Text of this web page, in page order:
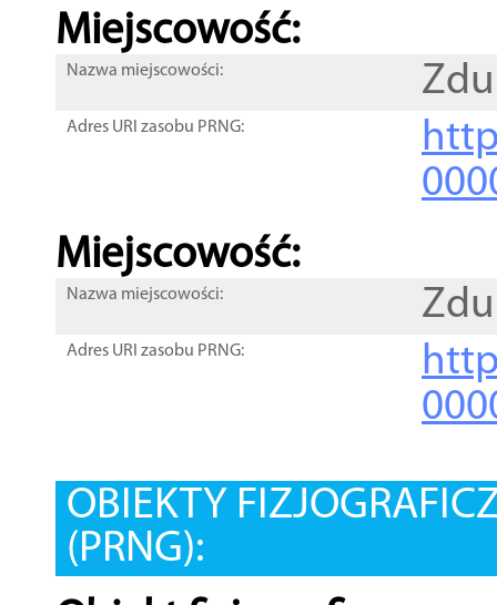
Miejscowość:
Nazwa miejscowości:
Adres URI zasobu PRNG:
Miejscowość:
Nazwa miejscowości:
Adres URI zasobu PRNG:
OBIEKTY
(PRNG):